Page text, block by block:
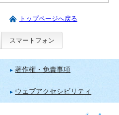
トップページへ戻る
スマートフォン
著作権・免責事項
ウェブアクセシビリティ